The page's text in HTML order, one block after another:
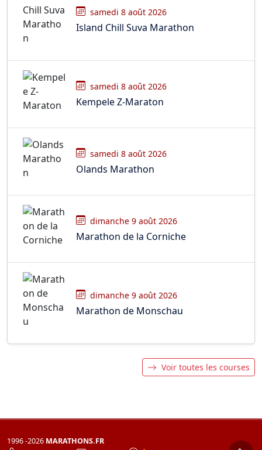
samedi 8 août 2026
Island Chill Suva Marathon
samedi 8 août 2026
Kempele Z-Maraton
samedi 8 août 2026
Olands Marathon
dimanche 9 août 2026
Marathon de la Corniche
dimanche 9 août 2026
Marathon de Monschau
Voir toutes les courses
1996 -2026 MARATHONS.FR